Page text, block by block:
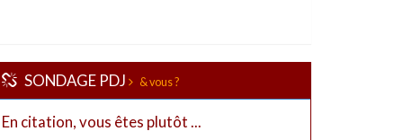
SONDAGE PDJ & vous ?